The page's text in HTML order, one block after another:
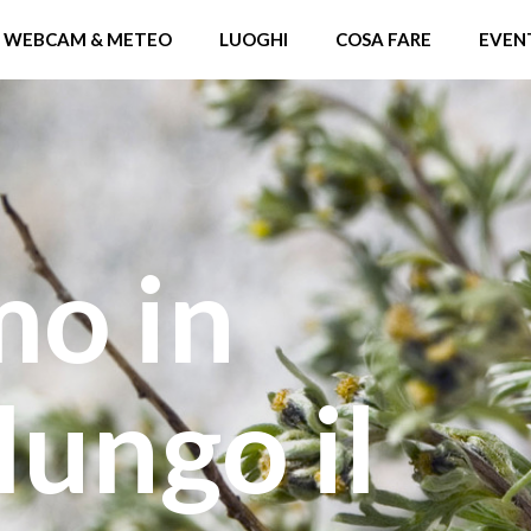
WEBCAM & METEO LUOGHI COSA FARE
in
il